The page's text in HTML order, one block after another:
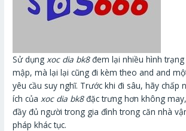
Sử dụngxoc dia bk8đem lại nhiều hình trạng
mập, mà lại lại cũng đi kèm theo and and
yêu cầu suy nghĩ. Trước khi đi sâu, hãy chấp
ích củaxoc dia bk8đặc trưng hơn không
đầy đủ người trong gia đình trong căn nhà
pháp khác tục.